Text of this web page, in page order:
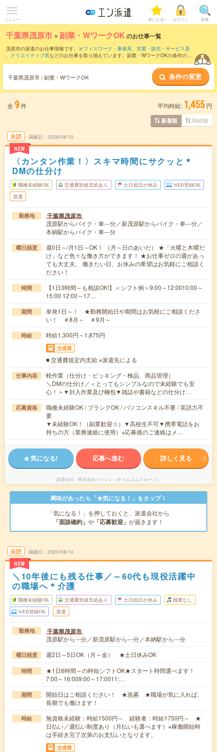
メニュー 気になる! ログイン 検索
千葉県茂原市 ×副業・WワークOK のお仕事一覧
茂原市の派遣のお仕事情報です。 オフィスワーク・事務系、 営業・販売・サービス系
、 クリエイティブ系などのお仕事を取り揃えています。副業・WワークOKの条件の他
千葉県茂原市 / 副業・WワークOK 条件の変更
全 9件 平均時給: 1,455 円
新着順 時給順
未読
NEW
掲載日 2026/08/10
〈カンタン作業！〉スキマ時間にサクッと＊
DMの仕分け
職種未経験OK 交通費別途支給あり 土日祝日が休み WEB登録OK
派遣
勤務地 千葉県茂原市
茂原駅からバイク・車---分／新茂原駅からバイク・車---分／
本納駅からバイク・車---分
曜日頻度
週0日～/月1日～OK！ （月～日のあいだ） ★「火曜と木曜だ
け」など色々な働き方ができます！ ★お仕事ゼロの週があっ
ても大丈夫。 働きたい日、お休みの希望はお気軽にご相談く
ださい！
時間
【1日3時間～も相談OK!】＜シフト例＞9:00～12:0010:00～
15:00 12:00～17…
期間
単発1日～！ ★勤務開始日や期間はお気軽にご相談くださ
い！ ＃8月～ ＃9月～
時給 時給1,300円～1,875円
交通費
■ 交通費規定内支給 ※派遣先による
仕事内容
軽作業（仕分け・ピッキング・検品、商品管理）
＼DMの仕分け／＜とってもシンプルなので未経験でも安
心！＞▼封入作業及び梱包▼雑誌や書籍などの仕分け…
応募資格
職種未経験OK / ブランクOK / パソコンスキル不要 / 英語力不
要
▼未経験OK！（副業歓迎☆）▼高校生不可▼携帯電話をお
持ちの方（業務連絡に使用）※応募後のご連絡はメ…
気になる! 応募へ進む 詳しく見る
派遣会社 株式会社バイトレ（キャムコムグループ）
興味があったら「★気になる！」をタップ！
「気になる！」を押しておくと、派遣会社から
「面談確約」 や 「応募歓迎」 が届きます！
未読
NEW
掲載日 2026/08/10
＼10年後にも残る仕事／～60代も現役活躍中
の職場へ＊介護
職種未経験OK 交通費別途支給あり 土日祝日が休み 残業なし
WEB登録OK 派遣
勤務地 千葉県茂原市
茂原駅から---分／新茂原駅から---分／本納駅から---分
曜日頻度 週2日～5日OK（月～金） ★土日休みOK
時間
★1日6時間～の時短シフトOK★スタート時間選べます！
7:00～16:009:00～17:0011:…
期間
開始日はご相談ください！ ★急募 ★職場が気に入れば、
長期でも働けます！
時給
無資格未経験：時給1500円～ 経験者：時給1750円～ ★
日払い／週払い制度あり（月払いも選べます）※稼働開始時
は手続き完了次第のお支払いとなります。
交通費